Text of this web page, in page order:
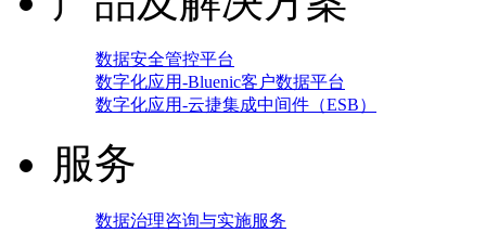
数据安全管控平台
数字化应用-Bluenic客户数据平台
数字化应用-云捷集成中间件（ESB）
服务
数据治理咨询与实施服务